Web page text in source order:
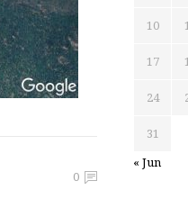
0
10
17
24
31
« Jun